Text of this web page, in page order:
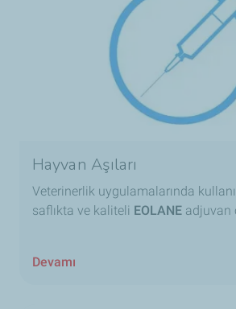
Hayvan Aşıları
Veterinerlik uygulamalarında
saflıkta ve kaliteli EOLANE adjuvan
Devamı